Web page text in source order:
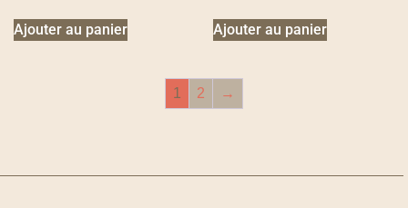
Ajouter au panier Ajouter au panier
1 2 →